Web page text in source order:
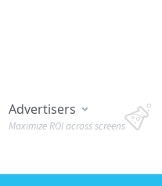
Advertisers
Maximize ROI across screens